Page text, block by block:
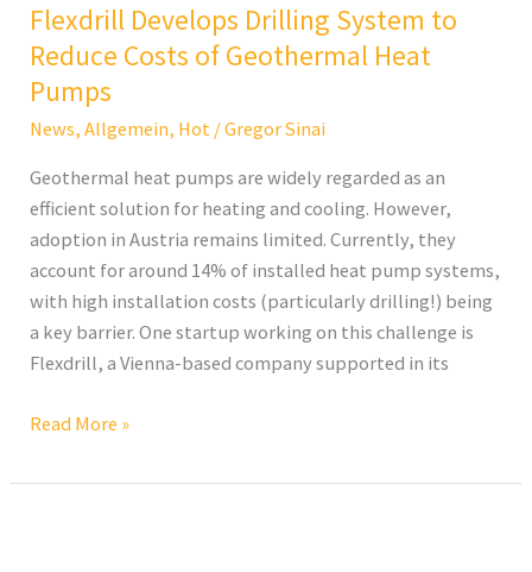
Flexdrill Develops Drilling System to
Reduce Costs of Geothermal Heat
Pumps
News,Allgemein, Hot /Gregor Sinai
Geothermal heat pumps are widely regarded as an
efficient solution for heating and cooling. However,
adoption in Austria remains limited. Currently, they
account for around 14% of installed heat pump systems,
with high installation costs (particularly drilling!) being
a key barrier. One startup working on this challenge is
Flexdrill, a Vienna-based company supported in its
Drilling
System
to
Reduce
Costs
of
Geothermal
Heat
Pumps
Read More »